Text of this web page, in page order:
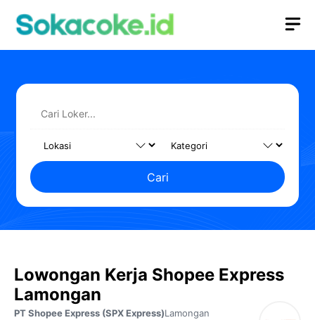
Cari
Lowongan Kerja Shopee Express
Lamongan
PT Shopee Express (SPX Express)Lamongan